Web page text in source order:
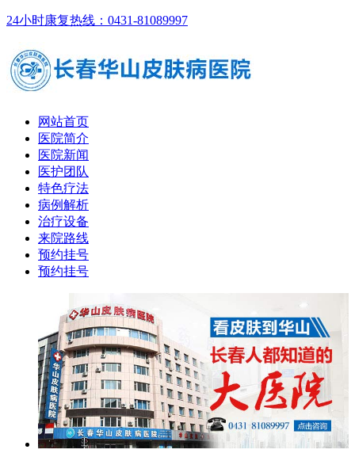
24小时康复热线：0431-81089997
网站首页
医院简介
医院新闻
医护团队
特色疗法
病例解析
治疗设备
来院路线
预约挂号
预约挂号